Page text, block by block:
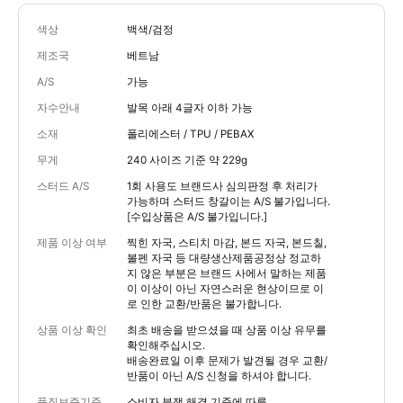
색상 백색/검정
제조국 베트남
A/S 가능
자수안내 발목 아래 4글자 이하 가능
소재 폴리에스터 / TPU / PEBAX
무게 240 사이즈 기준 약 229g
스터드 A/S
1회 사용도 브랜드사 심의판정 후 처리가
가능하며 스터드 창갈이는 A/S 불가입니다.
[수입상품은 A/S 불가입니다.]
제품 이상 여부
찍힌 자국, 스티치 마감, 본드 자국, 본드칠,
볼펜 자국 등 대량생산제품공정상 정교하
지 않은 부분은 브랜드 사에서 말하는 제품
이 이상이 아닌 자연스러운 현상이므로 이
로 인한 교환/반품은 불가합니다.
상품 이상 확인
최초 배송을 받으셨을 때 상품 이상 유무를
확인해주십시오.
배송완료일 이후 문제가 발견될 경우 교환/
반품이 아닌 A/S 신청을 하셔야 합니다.